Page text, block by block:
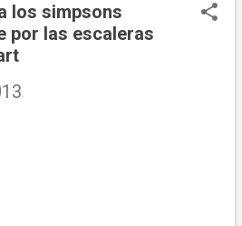
los simpsons
por las escaleras